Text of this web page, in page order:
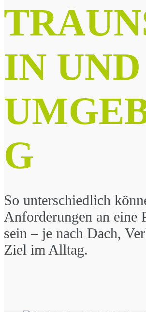
IN UND
G
So unterschiedlich
Anforderungen an eine
sein – je nach Dach,
Ziel im Alltag.